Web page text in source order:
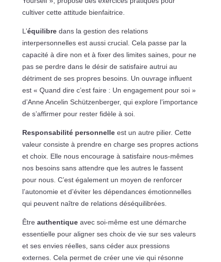
cultiver cette attitude bienfaitrice.
L’équilibredans la gestion des relations
interpersonnelles est aussi crucial. Cela passe par la
capacité à dire non et à fixer des limites saines, pour ne
pas se perdre dans le désir de satisfaire autrui au
détriment de ses propres besoins. Un ouvrage influent
est « Quand dire c’est faire : Un engagement pour soi »
d’Anne Ancelin Schützenberger, qui explore l’importance
de s’affirmer pour rester fidèle à soi.
Responsabilité personnelleest un autre pilier. Cette
valeur consiste à prendre en charge ses propres actions
et choix. Elle nous encourage à satisfaire nous-mêmes
nos besoins sans attendre que les autres le fassent
pour nous. C’est également un moyen de renforcer
l’autonomie et d’éviter les dépendances émotionnelles
qui peuvent naître de relations déséquilibrées.
Être authentiqueavec soi-même est une démarche
essentielle pour aligner ses choix de vie sur ses valeurs
et ses envies réelles, sans céder aux pressions
externes. Cela permet de créer une vie qui résonne